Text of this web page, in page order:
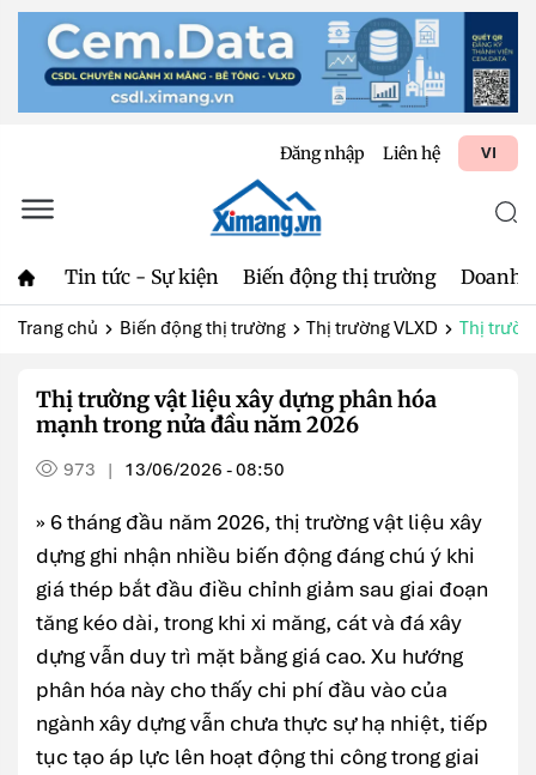
Đăng nhập Liên hệ VI
Tin tức - Sự kiện Biến động thị trường Doanh
Trang chủ Biến động thị trường Thị trường VLXD Thị
Thị trường vật liệu xây dựng phân hóa
mạnh trong nửa đầu năm 2026
973 | 13/06/2026 - 08:50
» 6 tháng đầu năm 2026, thị trường vật liệu xây
dựng ghi nhận nhiều biến động đáng chú ý khi
giá thép bắt đầu điều chỉnh giảm sau giai đoạn
tăng kéo dài, trong khi xi măng, cát và đá xây
dựng vẫn duy trì mặt bằng giá cao. Xu hướng
phân hóa này cho thấy chi phí đầu vào của
ngành xây dựng vẫn chưa thực sự hạ nhiệt, tiếp
tục tạo áp lực lên hoạt động thi công trong giai